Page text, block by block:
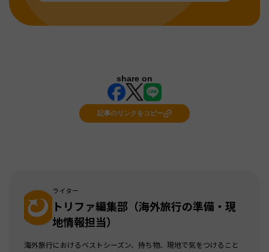
share on
記事のリンクをコピー
ライター
トリファ編集部（海外旅行の準備・現
地情報担当）
海外旅行におけるベストシーズン、持ち物、現地で気をつけること